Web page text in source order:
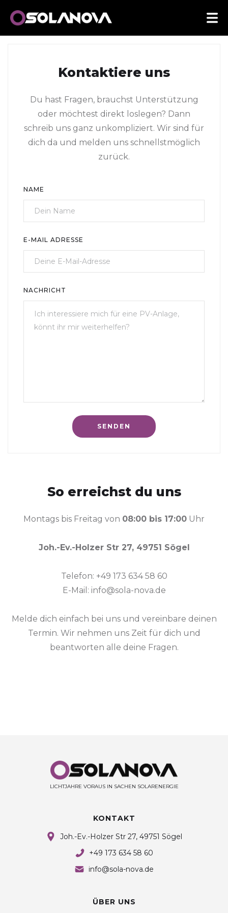
So erreichst du uns
Montags bis Freitag von 08:00 bis 17:00 Uhr
Joh.-Ev.-Holzer Str 27, 49751 Sögel
Telefon: +49 173 634 58 60
E-Mail: info@sola-nova.de
Melde dich einfach bei uns und vereinbare deinen
Termin. Wir nehmen uns Zeit für dich und
beantworten alle deine Fragen.
Kontaktiere uns
Du hast Fragen, brauchst Unterstützung
oder möchtest direkt loslegen? Dann
schreib uns ganz unkompliziert. Wir sind für
dich da und melden uns schnellstmöglich
zurück.
NAME
E-MAIL ADRESSE
NACHRICHT
LICHTJAHRE VORAUS IN SACHEN SOLARENERGIE
KONTAKT
Joh.-Ev.-Holzer Str 27, 49751 Sögel
+49 173 634 58 60
info@sola-nova.de
ÜBER UNS